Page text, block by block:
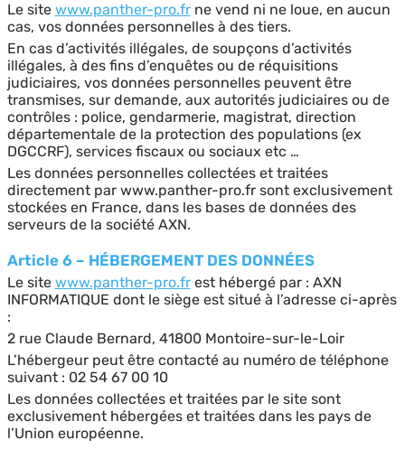
Le site www.panther-pro.frne vend ni ne loue, en aucun
cas, vos données personnelles à des tiers.
En cas d’activités illégales, de soupçons d’activités
illégales, à des fins d’enquêtes ou de réquisitions
judiciaires, vos données personnelles peuvent être
transmises, sur demande, aux autorités judiciaires ou de
contrôles : police, gendarmerie, magistrat, direction
départementale de la protection des populations (ex
DGCCRF), services fiscaux ou sociaux etc …
Les données personnelles collectées et traitées
directement par www.panther-pro.fr sont exclusivement
stockées en France, dans les bases de données des
serveurs de la société AXN.
Article 6 – HÉBERGEMENT DES DONNÉES
Le site www.panther-pro.frest hébergé par : AXN
INFORMATIQUE dont le siège est situé à l’adresse ci-après
:
2 rue Claude Bernard, 41800 Montoire-sur-le-Loir
L’hébergeur peut être contacté au numéro de téléphone
suivant : 02 54 67 00 10
Les données collectées et traitées par le site sont
exclusivement hébergées et traitées dans les pays de
l’Union européenne.